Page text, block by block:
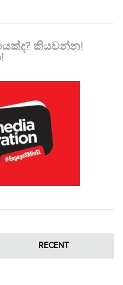
කියවන්න!
RECENT